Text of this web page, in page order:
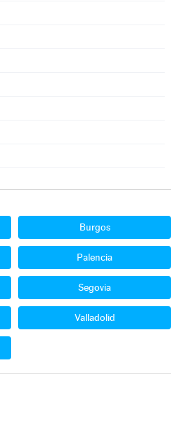
Burgos
Palencia
Segovia
Valladolid